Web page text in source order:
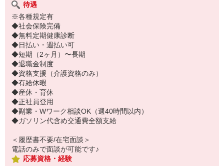
待遇
※各種規定有
◆社会保険完備
◆無料定期健康診断
◆日払い・週払い可
◆短期（2ヶ月）〜長期
◆退職金制度
◆資格支援（介護資格のみ）
◆有給休暇
◆産休・育休
◆正社員登用
◆副業・Wワーク相談OK（週40時間以内）
◆ガソリン代含め交通費全額支給
＜履歴書不要/在宅面談＞
電話のみで面談が可能です♪
応募資格・経験